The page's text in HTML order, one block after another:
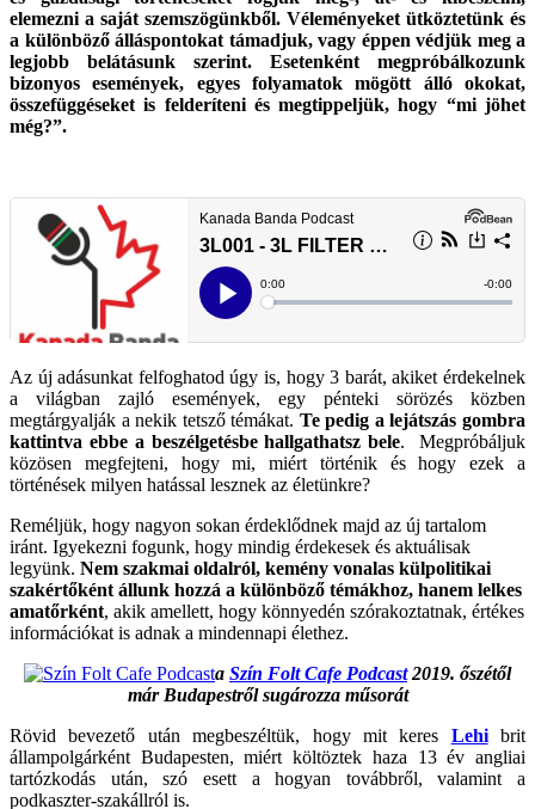
elemezni a saját szemszögünkből. Véleményeket ütköztetünk és
a különböző álláspontokat támadjuk, vagy éppen védjük meg a
legjobb belátásunk szerint.
Esetenként megpróbálkozunk
bizonyos események, egyes folyamatok mögött álló okokat,
összefüggéseket is felderíteni és megtippeljük, hogy “mi jöhet
még?”.
Az új adásunkat felfoghatod úgy is, hogy 3 barát, akiket érdekelnek
a világban zajló események, egy pénteki sörözés közben
megtárgyalják a nekik tetsző témákat. Te pedig a lejátszás gombra
kattintva ebbe a beszélgetésbe hallgathatsz bele. Megpróbáljuk
közösen megfejteni, hogy mi, miért történik és hogy ezek a
történések milyen hatással lesznek az életünkre?
Reméljük, hogy nagyon sokan érdeklődnek majd az új tartalom
iránt. Igyekezni fogunk, hogy mindig érdekesek és aktuálisak
legyünk. Nem szakmai oldalról, kemény vonalas külpolitikai
szakértőként állunk hozzá a különböző témákhoz, hanem lelkes
amatőrként, akik amellett, hogy könnyedén szórakoztatnak, értékes
információkat is adnak a mindennapi élethez.
a Szín Folt Cafe Podcast2019. őszétől
már Budapestről sugározza műsorát
Rövid bevezető után megbeszéltük, hogy mit keres Lehibrit
állampolgárként Budapesten, miért költöztek haza 13 év angliai
tartózkodás után, szó esett a hogyan továbbről, valamint a
podkaszter-szakállról is.